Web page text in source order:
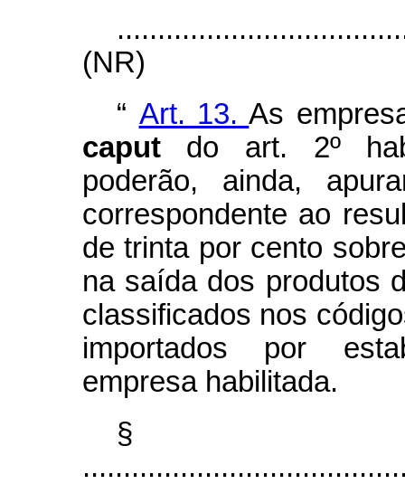
(NR)
“ Art. 13.As
caput do art. 2º
poderão, ainda,
correspondente ao
de trinta por cento
na saída dos produtos
classificados nos
importados por
empresa habilitada.
§